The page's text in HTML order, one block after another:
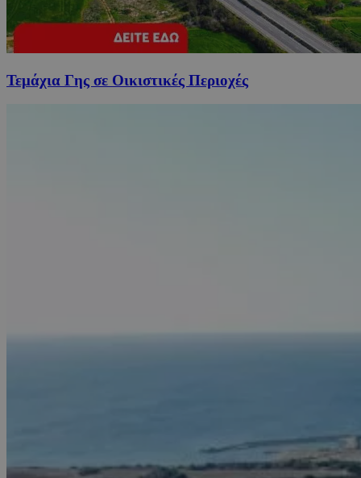
Τεμάχια Γης σε Οικιστικές Περιοχές